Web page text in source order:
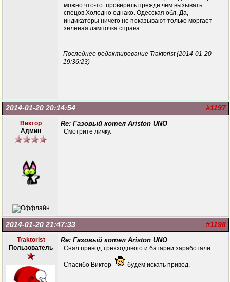
можно что-то проверить прежде чем вызывать
спецов.Холодно однако. Одесская обл. Да,
индикаторы ничего не показывают только моргает
зелёная лампочка справа.
Последнее редактирование Traktorist (2014-01-20
19:36:23)
#1197
2014-01-20 20:14:54
Виктор
Админ
Re: Газовый котел Ariston UNO
Смотрите личку.
#1198
2014-01-20 21:47:33
Traktorist
Пользователь
Re: Газовый котел Ariston UNO
Снял привод трёхходового и батареи заработали.
Спасибо Виктор будем искать привод.